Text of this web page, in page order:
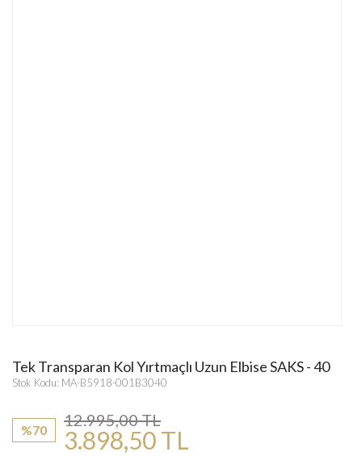
Tek Transparan Kol Yırtmaçlı Uzun Elbise SAKS - 40
Stok Kodu: MA-B5918-001B3040
%70
12.995,00 TL
3.898,50 TL